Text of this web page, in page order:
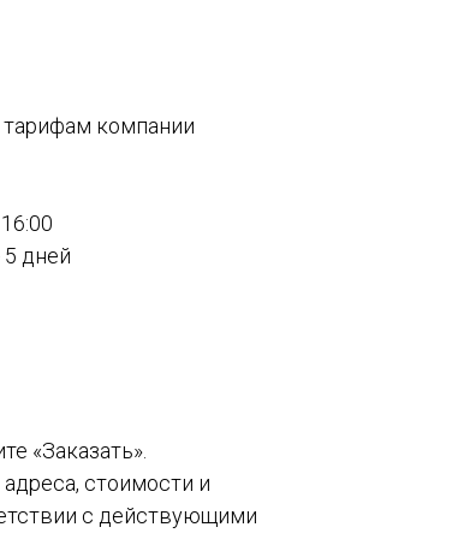
компании
дней
«Заказать».
стоимости и
с действующими